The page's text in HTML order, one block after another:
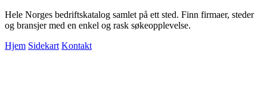
Hele Norges bedriftskatalog samlet på ett sted. Finn firmaer, steder
og bransjer med en enkel og rask søkeopplevelse.
Hjem Sidekart Kontakt